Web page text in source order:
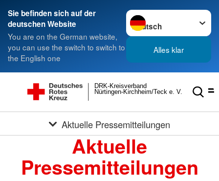
Sie befinden sich auf der
deutschen Website
You are on the German website,
you can use the switch to switch to
the English one
Sprache wechseln zu
Alles klar
Nürtingen-Kirchheim/Teck e. V.
DRK-Kreisverband
Aktuelle Pressemitteilungen
Aktuelle
Pressemitteilungen